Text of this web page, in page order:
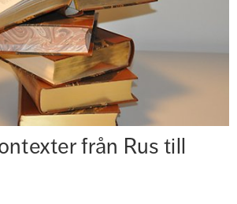
från Rus till